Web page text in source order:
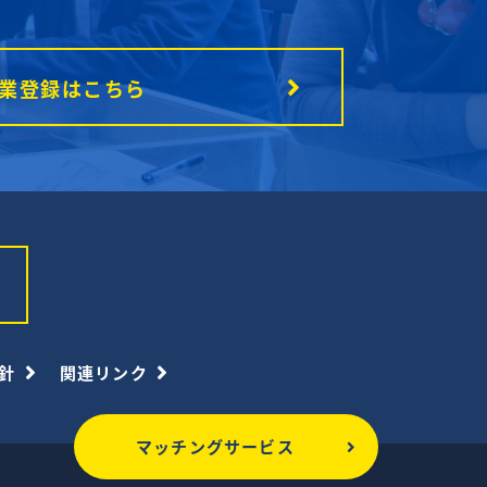
登録はこちら
関連リンク
マッチングサービス